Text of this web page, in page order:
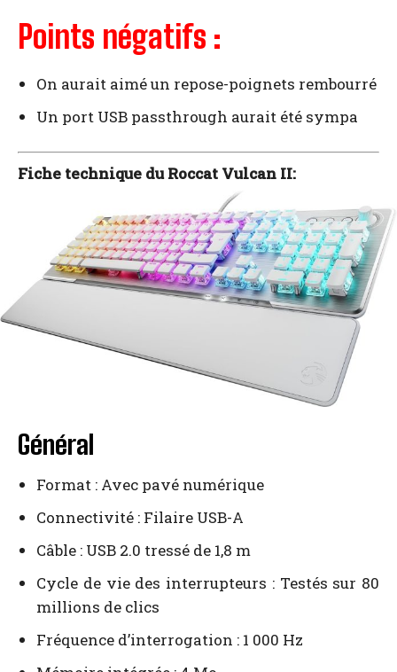
Points négatifs :
On aurait aimé un repose-poignets rembourré
Un port USB passthrough aurait été sympa
Fiche technique du Roccat Vulcan II:
Général
Format : Avec pavé numérique
Connectivité : Filaire USB-A
Câble : USB 2.0 tressé de 1,8 m
Cycle de vie des interrupteurs : Testés sur 80
millions de clics
Fréquence d’interrogation : 1 000 Hz